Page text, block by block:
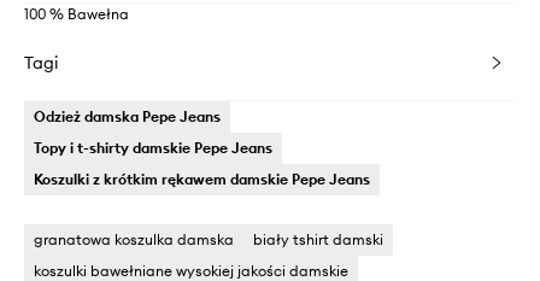
100 % Bawełna
Tagi
Odzież damska Pepe Jeans
Topy i t-shirty damskie Pepe Jeans
Koszulki z krótkim rękawem damskie Pepe Jeans
granatowa koszulka damska
biały tshirt damski
koszulki bawełniane wysokiej jakości damskie